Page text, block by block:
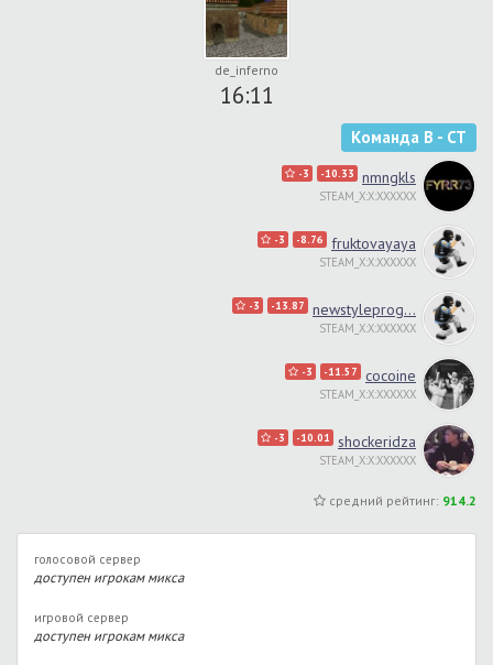
de_inferno
16:11
Команда B - CT
-3 -10.33 nmngkls
STEAM_X:X:XXXXXX
-3 -8.76 fruktovayaya
STEAM_X:X:XXXXXX
-3 -13.87 newstyleprog...
STEAM_X:X:XXXXXX
-3 -11.57 cocoine
STEAM_X:X:XXXXXX
-3 -10.01 shockeridza
STEAM_X:X:XXXXXX
средний рейтинг: 914.2
голосовой сервер
доступен игрокам микса
игровой сервер
доступен игрокам микса